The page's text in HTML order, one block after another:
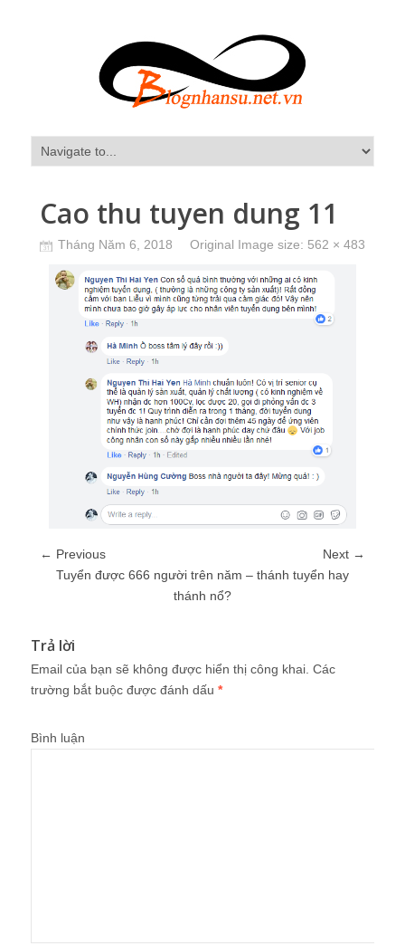
Cao thu tuyen dung 11
Tháng Năm 6, 2018 Original Image size: 562 × 483
← Previous
Next →
Tuyển được 666 người trên năm – thánh tuyển hay
thánh nổ?
Trả lời
Email của bạn sẽ không được hiển thị công khai. Các
trường bắt buộc được đánh dấu *
Bình luận